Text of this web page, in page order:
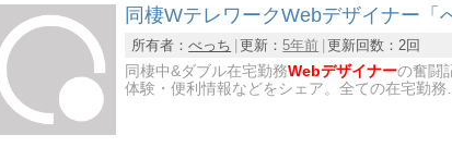
同棲WテレワークWebデザイナー「
所有者：べっち 更新：5年前 更新回数：2回
同棲中&ダブル在宅勤務Webデザイナーの奮闘
体験・便利情報などをシェア。全ての在宅勤